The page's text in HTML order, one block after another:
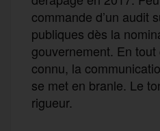
commande d’un audit
publiques dès la
gouvernement. En
connu, la
se met en branle. Le
rigueur.